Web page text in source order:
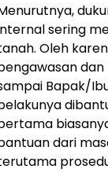
sering
Oleh
dan
Bapak/
dari